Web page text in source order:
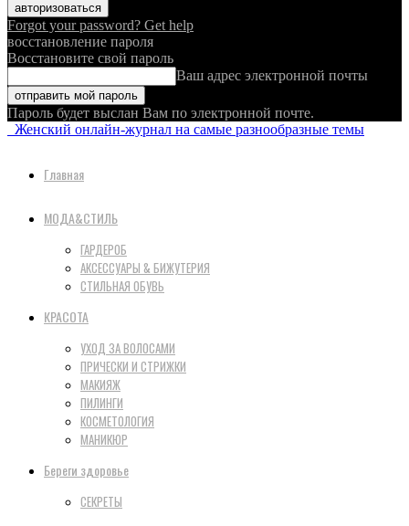
Forgot your password? Get help
восстановление пароля
Восстановите свой пароль
Ваш адрес электронной почты
Пароль будет выслан Вам по электронной почте.
Женский онлайн-журнал на самые разнообразные темы
Главная
МОДА&СТИЛЬ
ГАРДЕРОБ
АКСЕССУАРЫ & БИЖУТЕРИЯ
СТИЛЬНАЯ ОБУВЬ
КРАСОТА
УХОД ЗА ВОЛОСАМИ
ПРИЧЕСКИ И СТРИЖКИ
МАКИЯЖ
ПИЛИНГИ
КОСМЕТОЛОГИЯ
МАНИКЮР
Береги здоровье
СЕКРЕТЫ